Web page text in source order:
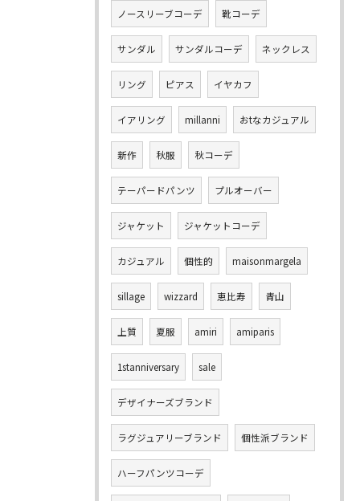
ノースリーブコーデ 靴コーデ
サンダル サンダルコーデ ネックレス
リング ピアス イヤカフ
イアリング millanni おtなカジュアル
新作 秋服 秋コーデ
テーパードパンツ プルオーバー
ジャケット ジャケットコーデ
カジュアル 個性的 maisonmargela
sillage wizzard 恵比寿 青山
上質 夏服 amiri amiparis
1stanniversary sale
デザイナーズブランド
ラグジュアリーブランド 個性派ブランド
ハーフパンツコーデ